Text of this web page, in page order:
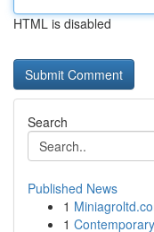
HTML is disabled
Search
Published News
1
1